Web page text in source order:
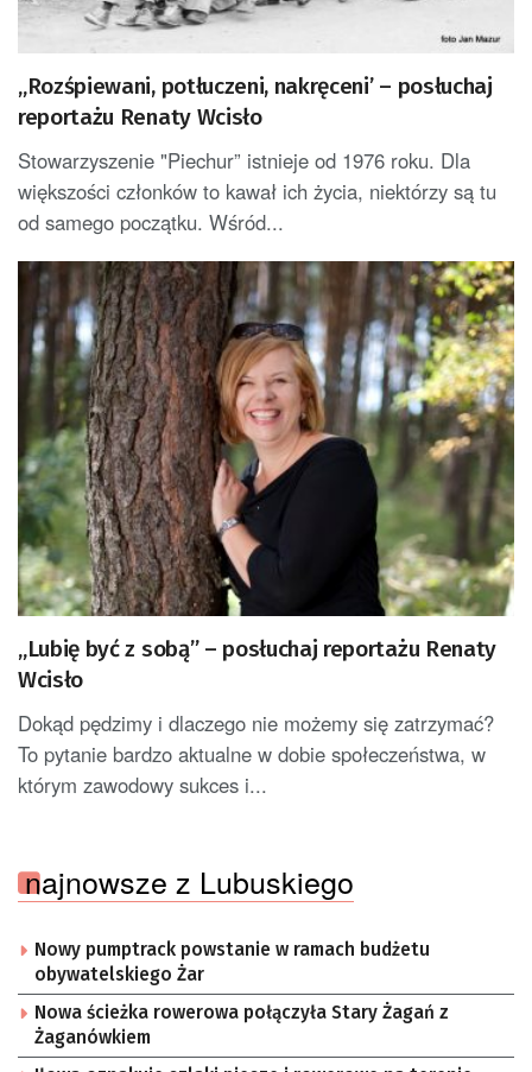
„Rozśpiewani, potłuczeni, nakręceni’ – posłuchaj
reportażu Renaty Wcisło
Stowarzyszenie "Piechur” istnieje od 1976 roku. Dla
większości członków to kawał ich życia, niektórzy są tu
od samego początku. Wśród...
„Lubię być z sobą” – posłuchaj reportażu Renaty
Wcisło
Dokąd pędzimy i dlaczego nie możemy się zatrzymać?
To pytanie bardzo aktualne w dobie społeczeństwa, w
którym zawodowy sukces i...
najnowsze z Lubuskiego
Nowy pumptrack powstanie w ramach budżetu
obywatelskiego Żar
Nowa ścieżka rowerowa połączyła Stary Żagań z
Żaganówkiem